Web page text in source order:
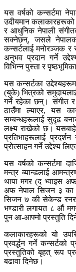
यस वर्षको कन्सर्टमा
उदीयमान
र आधुनिक नेपाली
सक्नेछन्, जसले
कन्सर्टलाई मनोरञ्जक र
अनुभव प्रदान गर्ने
विभिन्न पुस्ता र
यस कन्सर्टका
(युके) भित्रको
गर्ने रहेका छन्। संगीत र
ठाउँमा ल्याएर, यस
सम्बन्धहरूलाई सुदृढ
लक्ष्य राखेको छ।
प्रतिभाहरूलाई
प्रोत्साहन गर्ने उद्देश्य
यस वर्षको कन्सर्टमा
मन्त्र ब्यान्डलाई
थापा मगर (द भ्वाइस
अफ नेपाल सिजन ३ का
सिजन ७ की सेकेन्ड रनर-
भण्डारी लगायत ८ औं
पुन आ-आफ्नो प्रस्तुति
कलाकारहरूको यो
प्रवर्द्धन गर्ने
प्रस्तुतिको बृहत् रूप
बढावा दिनेछ।